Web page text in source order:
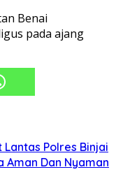
Benai
pada ajang
Lantas Polres Binjai
Aman Dan Nyaman